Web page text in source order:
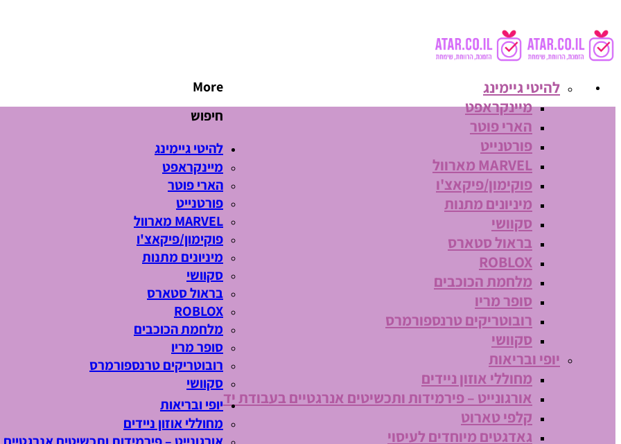
More
להיטי גיימינג
מיינקראפט
הארי פוטר
פורטנייט
MARVEL מארוול
פוקימון/פיקאצ'ו
מיניונים מתנות
סקוושי
בראול סטארס
ROBLOX
מלחמת הכוכבים
סופר מריו
רובוטריקים טרנספורמרס
סקוושי
יופי ובריאות
מחוללי אוזון ניידים
אורגונייט – פירמידות ותכשיטים אנרגטיים בעבודת יד
קלפי טארוט
גאדגטים מיוחדים לעיסוי
חיפוש
להיטי גיימינג
מיינקראפט
הארי פוטר
פורטנייט
MARVEL מארוול
פוקימון/פיקאצ'ו
מיניונים מתנות
סקוושי
בראול סטארס
ROBLOX
מלחמת הכוכבים
סופר מריו
רובוטריקים טרנספורמרס
סקוושי
יופי ובריאות
מחוללי אוזון ניידים